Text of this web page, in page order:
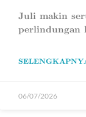
Juli makin
perlindungan
06/07/2026